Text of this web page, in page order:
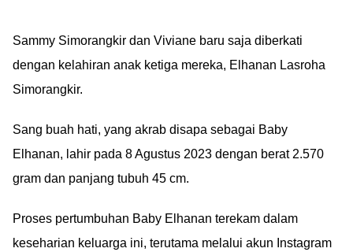
Sammy Simorangkir dan Viviane baru saja diberkati
dengan kelahiran anak ketiga mereka, Elhanan Lasroha
Simorangkir.
Sang buah hati, yang akrab disapa sebagai Baby
Elhanan, lahir pada 8 Agustus 2023 dengan berat 2.570
gram dan panjang tubuh 45 cm.
Proses pertumbuhan Baby Elhanan terekam dalam
keseharian keluarga ini, terutama melalui akun Instagram